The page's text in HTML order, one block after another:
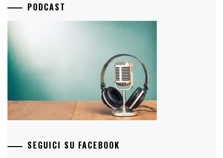
PODCAST
SEGUICI SU FACEBOOK